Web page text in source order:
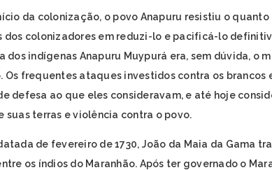
da colonização, o povo Anapuru resistiu o quanto
dos colonizadores em reduzi-lo e pacificá-lo
dos indígenas Anapuru Muypurá era, sem dúvida, o
Os frequentes ataques investidos contra os brancos
defesa ao que eles consideravam, e até hoje
suas terras e violência contra o povo.
de fevereiro de 1730, João da Maia da Gama
os índios do Maranhão. Após ter governado o